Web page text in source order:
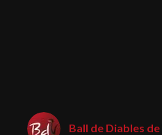
Ball de Diables